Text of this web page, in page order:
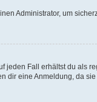
Administrator, um
jeden Fall erhältst du als
dir eine Anmeldung, da